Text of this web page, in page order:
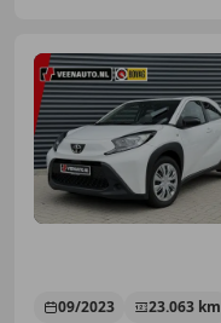
09/2023 23.063 km